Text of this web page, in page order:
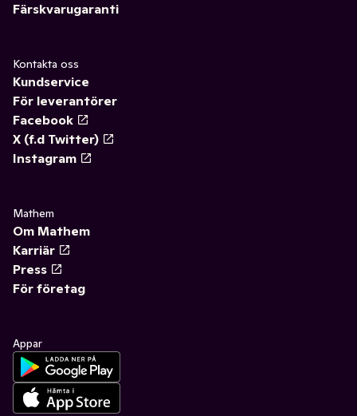
Färskvarugaranti
Kontakta oss
Kundservice
För leverantörer
Facebook
X (f.d Twitter)
Instagram
Mathem
Om Mathem
Karriär
Press
För företag
Appar